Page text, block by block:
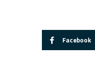
Facebook